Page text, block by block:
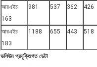
আরএইচ
163
981 537 362 426
আরএইচ
183
1188 655 443 518
ভলিউম প্রযুক্তিগত ডেটা